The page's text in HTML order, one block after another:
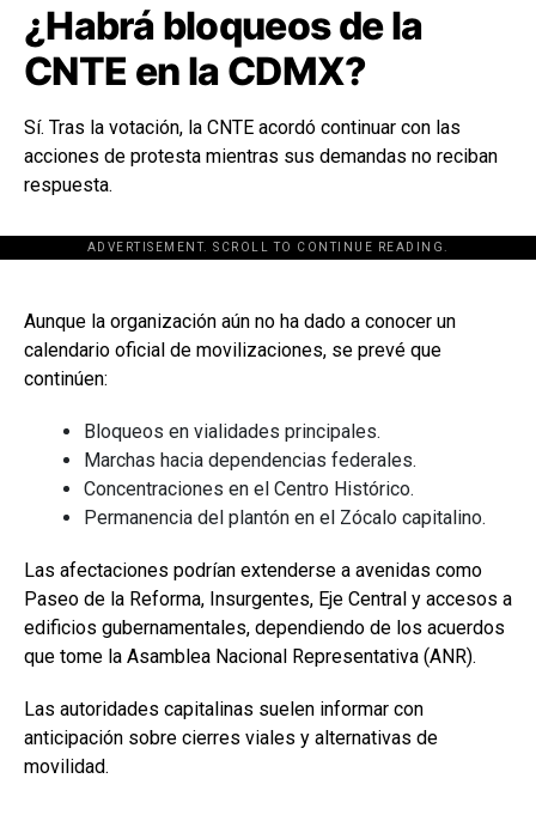
¿Habrá bloqueos de la
CNTE en la CDMX?
Sí. Tras la votación, la CNTE acordó continuar con las
acciones de protesta mientras sus demandas no reciban
respuesta.
ADVERTISEMENT. SCROLL TO CONTINUE READING.
[adsforwp id="243463"]
Aunque la organización aún no ha dado a conocer un
calendario oficial de movilizaciones, se prevé que
continúen:
Bloqueos en vialidades principales.
Marchas hacia dependencias federales.
Concentraciones en el Centro Histórico.
Permanencia del plantón en el Zócalo capitalino.
Las afectaciones podrían extenderse a avenidas como
Paseo de la Reforma, Insurgentes, Eje Central y accesos a
edificios gubernamentales, dependiendo de los acuerdos
que tome la Asamblea Nacional Representativa (ANR).
Las autoridades capitalinas suelen informar con
anticipación sobre cierres viales y alternativas de
movilidad.